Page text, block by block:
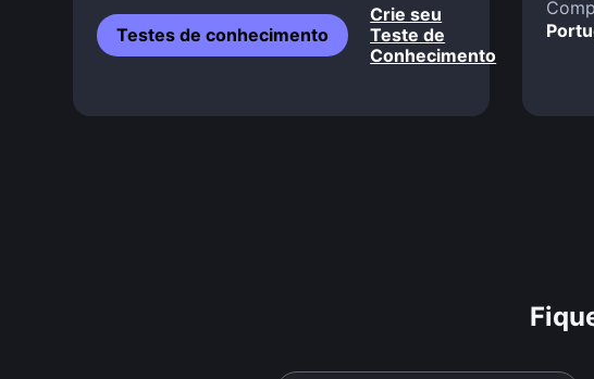
Testes de conhecimento
Crie seu
Teste de
Conhecimento